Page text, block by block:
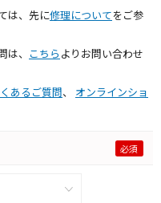
は、先に修理についてをご参
、 こちら よりお問い合わせ
あるご質問、 オンラインショ